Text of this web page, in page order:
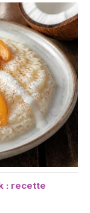
: recette